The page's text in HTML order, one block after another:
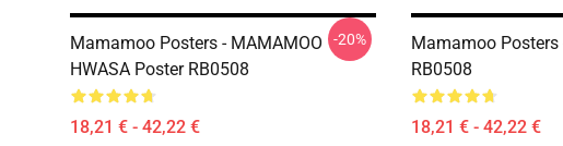
Mamamoo Posters - MAMAMOO
HWASA Poster RB0508
18,21 € - 42,22 €
-20%
Mamamoo
RB0508
18,21 € - 42,22 €